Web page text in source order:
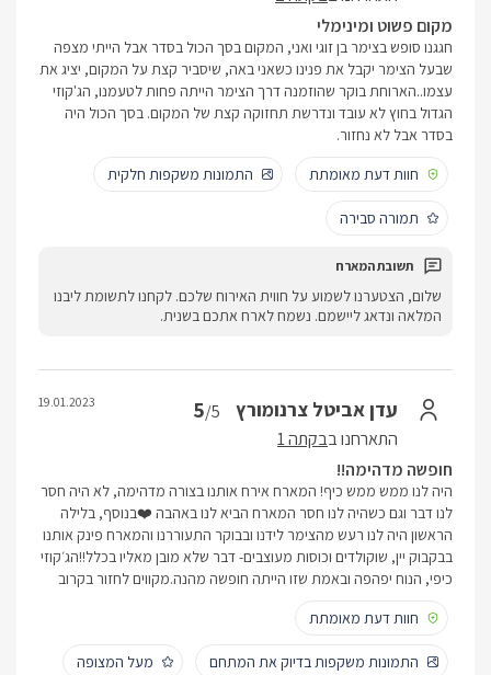
מקום פשוט ומינימלי
חגגנו סופש בצימר בן זוגי ואני, המקום בסך הכול בסדר אבל הייתי מצפה
שבעל הצימר יקבל את פנינו כשאני באה, שיסביר קצת על המקום, יציג את
עצמו..הארוחת בוקר שהוזמנה דרך הצימר הייתה פחות לטעמנו, הג'קוזי
הגדול בחוץ לא עובד ונדרשת תחזוקה קצת של המקום. בסך הכול היה
בסדר אבל לא נחזור.
חוות דעת מאומתת
התמונות משקפות חלקית
תמורה סבירה
שלום, הצטערנו לשמוע על חווית האירוח שלכם. לקחנו לתשומת ליבנו
המלאה ונדאג ליישמם. נשמח לארח אתכם בשנית.
עדן אביטל צרנומורץ 5/5
התארחנו בבקתה 1
19.01.2023
חופשה מדהימה!!
היה לנו ממש ממש כיף! המארח אירח אותנו בצורה מדהימה, לא היה חסר
לנו דבר וגם כשהיה לנו חסר המארח הביא לנו באהבה ❤️בנוסף, בלילה
הראשון היה לנו רעש מהצימר לידנו ובבוקר התעוררנו והמארח פינק אותנו
בבקבוק יין, שוקולדים וכוסות מעוצבים- דבר שלא מובן מאליו בכלל!!הג׳קוזי
כיפי, הנוח יפהפה ובאמת שזו הייתה חופשה מהנה.מקווים לחזור בקרוב
חוות דעת מאומתת
התמונות משקפות בדיוק את המתחם מעל המצופה